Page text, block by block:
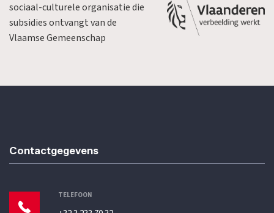
sociaal-culturele organisatie die
subsidies ontvangt van de
Vlaamse Gemeenschap
Contactgegevens
TELEFOON